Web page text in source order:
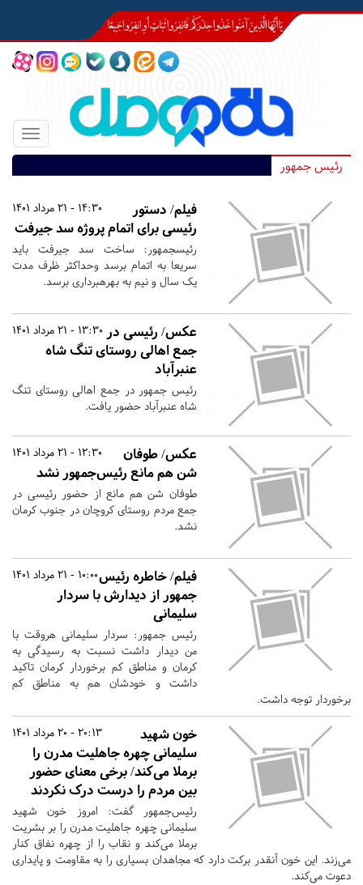
Toggle
رئیس جمهور
14:30 - 21 مرداد 1401
فیلم/ دستور
رئیسی برای اتمام پروژه سد جیرفت
رئیس‎جمهور: ساخت سد جیرفت باید
سریعا به اتمام برسد وحداکثر ظرف مدت
یک سال و نیم به بهره‎برداری برسد.
13:30 - 21 مرداد 1401 عکس/ رئیسی در
جمع اهالی روستای تنگ شاه
عنبرآباد
رئیس جمهور در جمع اهالی روستای تنگ
شاه عنبرآباد حضور یافت.
12:30 - 21 مرداد 1401
عکس/ طوفان
شن هم مانع رئیس‌جمهور نشد
طوفان شن هم مانع از حضور رئیسی در
جمع مردم روستای کروچان در جنوب کرمان
نشد.
10:00 - 21 مرداد 1401فیلم/ خاطره رئیس
جمهور از دیدارش با سردار
سلیمانی
رئیس جمهور: سردار سلیمانی هروقت با
من دیدار داشت نسبت به رسیدگی به
کرمان و مناطق کم برخوردار کرمان تاکید
داشت و خودشان هم به مناطق کم
برخوردار توجه داشت.
20:13 - 20 مرداد 1401
خون شهید
سلیمانی چهره جاهلیت مدرن را
برملا می‌کند/ برخی معنای حضور
بین مردم را درست درک نکردند
رئیس‌جمهور گفت: امروز خون شهید
سلیمانی چهره جاهلیت مدرن را بر بشریت
برملا می‌کند و نقاب را از چهره نفاق کنار
می‌زند. این خون آنقدر برکت دارد که مجاهدان بسیاری را به مقاومت و پایداری
دعوت می‌کند.